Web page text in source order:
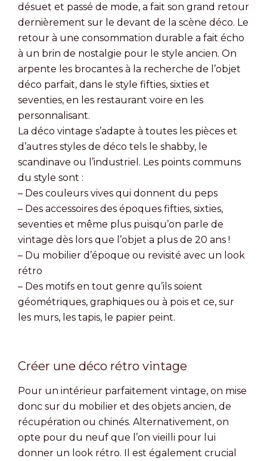
désuet et passé de mode, a fait son grand retour
dernièrement sur le devant de la scène déco. Le
retour à une consommation durable a fait écho
à un brin de nostalgie pour le style ancien. On
arpente les brocantes à la recherche de l’objet
déco parfait, dans le style fifties, sixties et
seventies, en les restaurant voire en les
personnalisant.
La déco vintage s’adapte à toutes les pièces et
d’autres styles de déco tels le shabby, le
scandinave ou l’industriel. Les points communs
du style sont :
– Des couleurs vives qui donnent du peps
– Des accessoires des époques fifties, sixties,
seventies et même plus puisqu’on parle de
vintage dès lors que l’objet a plus de 20 ans !
– Du mobilier d’époque ou revisité avec un look
rétro
– Des motifs en tout genre qu’ils soient
géométriques, graphiques ou à pois et ce, sur
les murs, les tapis, le papier peint.
Créer une déco rétro vintage
Pour un intérieur parfaitement vintage, on mise
donc sur du mobilier et des objets ancien, de
récupération ou chinés. Alternativement, on
opte pour du neuf que l’on vieilli pour lui
donner un look rétro. Il est également crucial